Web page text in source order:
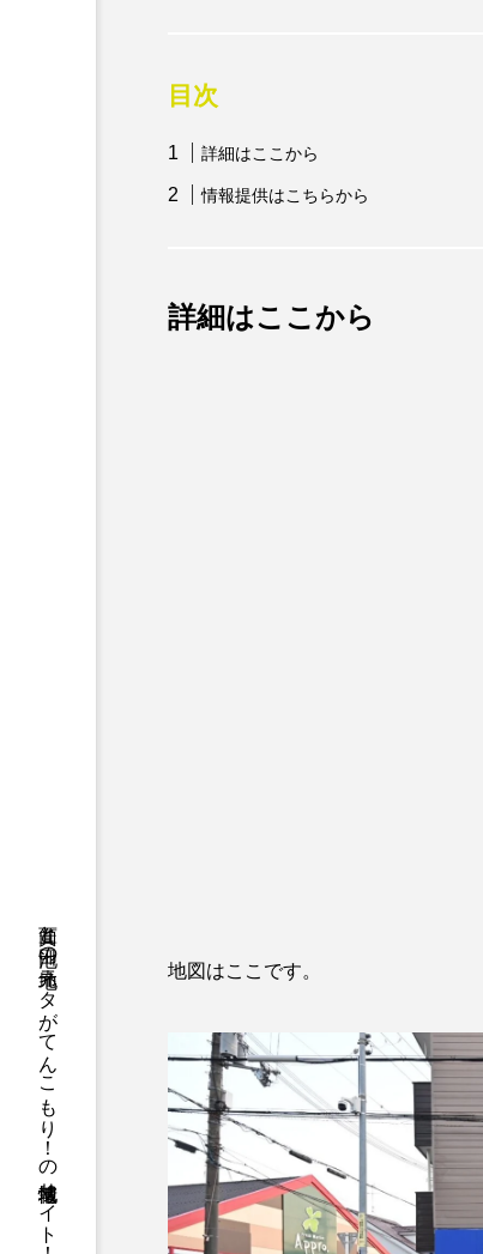
箕面と池田の地元ネタがてんこもり！の地域情報サイト！
目次
詳細はここから
情報提供はこちらから
詳細はここから
地図はここです。